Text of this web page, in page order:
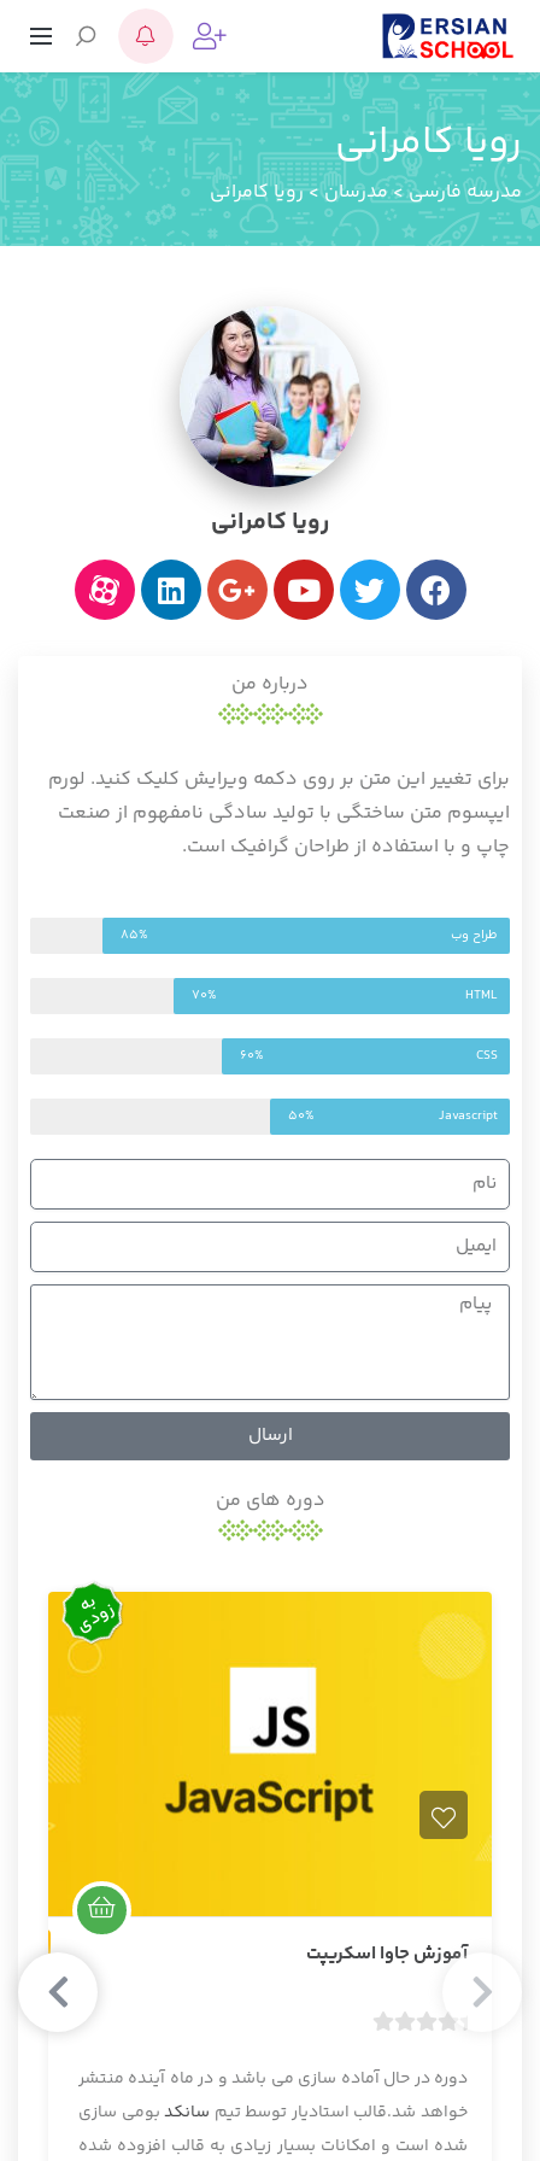
رویا کامرانی
مدرسه فارسی>مدرسان>رویا کامرانی
رویا کامرانی
درباره من
برای تغییر این متن بر روی دکمه ویرایش کلیک کنید. لورم
ایپسوم متن ساختگی با تولید سادگی نامفهوم از صنعت
چاپ و با استفاده از طراحان گرافیک است.
طراح وب 85%
HTML
70%
CSS
60%
Javascript
50%
ارسال
دوره های من
به
زودی
آموزش جاوا اسکریپت غیرحضوری
د
و
ن
دوره در حال آماده سازی می باشد و در ماه آینده منتشر
خواهد شد.قالب استادیار توسط تیم سانکدبومی سازی
شده است و امکانات بسیار زیادی به قالب افزوده شده